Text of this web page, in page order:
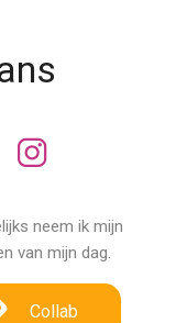
neem ik mijn
van mijn dag.
Collab